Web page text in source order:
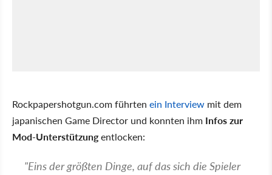
Rockpapershotgun.com führten ein Interview mit dem
japanischen Game Director und konnten ihm Infos zur
Mod-Unterstützungentlocken:
"Eins der größten Dinge, auf das sich die Spieler